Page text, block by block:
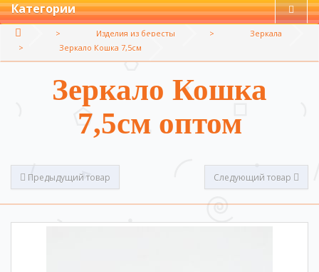
Категории
Изделия из бересты
Зеркала
Зеркало Кошка 7,5см
Зеркало Кошка
7,5см оптом
Предыдущий товар Следующий товар